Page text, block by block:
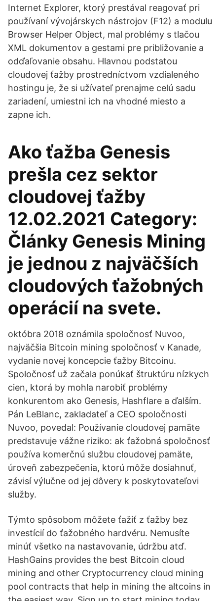
Internet Explorer, ktorý prestával reagovať pri
používaní vývojárskych nástrojov (F12) a modulu
Browser Helper Object, mal problémy s tlačou
XML dokumentov a gestami pre približovanie a
odďaľovanie obsahu. Hlavnou podstatou
cloudovej ťažby prostredníctvom vzdialeného
hostingu je, že si užívateľ prenajme celú sadu
zariadení, umiestni ich na vhodné miesto a
zapne ich.
Ako ťažba Genesis
prešla cez sektor
cloudovej ťažby
12.02.2021 Category:
Články Genesis Mining
je jednou z najväčších
cloudových ťažobných
operácií na svete.
októbra 2018 oznámila spoločnosť Nuvoo,
najväčšia Bitcoin mining spoločnosť v Kanade,
vydanie novej koncepcie ťažby Bitcoinu.
Spoločnosť už začala ponúkať štruktúru nízkych
cien, ktorá by mohla narobiť problémy
konkurentom ako Genesis, Hashflare a ďalším.
Pán LeBlanc, zakladateľ a CEO spoločnosti
Nuvoo, povedal: Používanie cloudovej pamäte
predstavuje vážne riziko: ak ťažobná spoločnosť
používa komerčnú službu cloudovej pamäte,
úroveň zabezpečenia, ktorú môže dosiahnuť,
závisí výlučne od jej dôvery k poskytovateľovi
služby.
Týmto spôsobom môžete ťažiť z ťažby bez
investícií do ťažobného hardvéru. Nemusíte
minúť všetko na nastavovanie, údržbu atď.
HashGains provides the best Bitcoin cloud
mining and other Cryptocurrency cloud mining
pool contracts that help in mining the altcoins in